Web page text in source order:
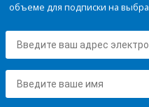
объеме для подписки на